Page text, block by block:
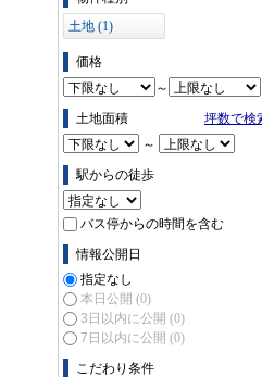
土地 (1)
価格
～
土地面積
坪数で検
～
駅からの徒歩
バス停からの時間を含む
情報公開日
指定なし
本日公開 (0)
3日以内に公開 (0)
7日以内に公開 (0)
こだわり条件